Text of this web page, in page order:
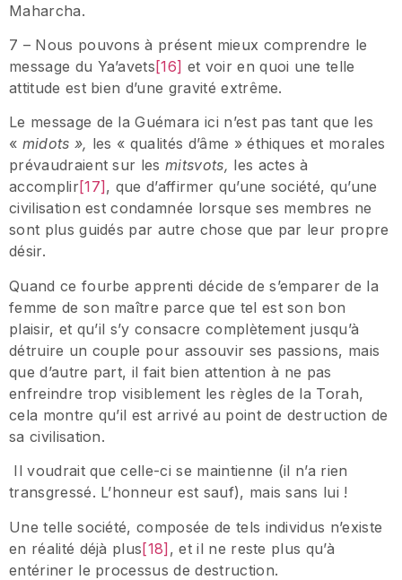
Maharcha.
7 – Nous pouvons à présent mieux comprendre le
message du Ya’avets [16] et voir en quoi une telle
attitude est bien d’une gravité extrême.
Le message de la Guémara ici n’est pas tant que les
« midots », les « qualités d’âme » éthiques et morales
prévaudraient sur lesmitsvots, les actes à
accomplir[17] , que d’affirmer qu’une société, qu’une
civilisation est condamnée lorsque ses membres ne
sont plus guidés par autre chose que par leur propre
désir.
Quand ce fourbe apprenti décide de s’emparer de la
femme de son maître parce que tel est son bon
plaisir, et qu’il s’y consacre complètement jusqu’à
détruire un couple pour assouvir ses passions, mais
que d’autre part, il fait bien attention à ne pas
enfreindre trop visiblement les règles de la Torah,
cela montre qu’il est arrivé au point de destruction de
sa civilisation.
Il voudrait que celle-ci se maintienne (il n’a rien
transgressé. L’honneur est sauf), mais sans lui !
Une telle société, composée de tels individus n’existe
en réalité déjà plus[18], et il ne reste plus qu’à
entériner le processus de destruction.